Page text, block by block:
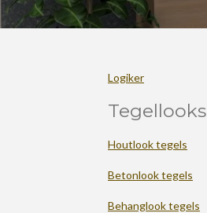
Logiker
Tegellooks
Houtlook tegels
Betonlook tegels
Behanglook tegels